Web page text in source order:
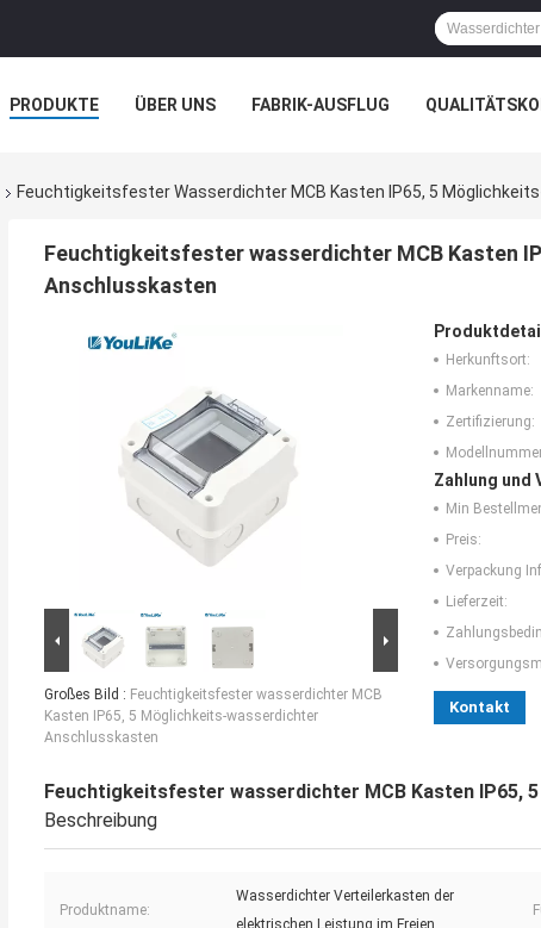
PRODUKTE ÜBER UNS FABRIK-AUSFLUG
Feuchtigkeitsfester Wasserdichter MCB Kasten IP65, 5
Feuchtigkeitsfester wasserdichter MCB Kasten
Anschlusskasten
Großes Bild : Feuchtigkeitsfester wasserdichter MCB
Kasten IP65, 5 Möglichkeits-wasserdichter
Anschlusskasten
Herkunftsort:
Markenname:
Zertifizierung:
Zahlung und
Min
Preis:
Verpackung
Lieferzeit:
Kontakt
Feuchtigkeitsfester wasserdichter MCB Kasten
Beschreibung
Produktname:
Wasserdichter Verteilerkasten der